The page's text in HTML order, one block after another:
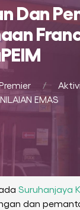
Dan
EMAS
Suruhanjaya
dan